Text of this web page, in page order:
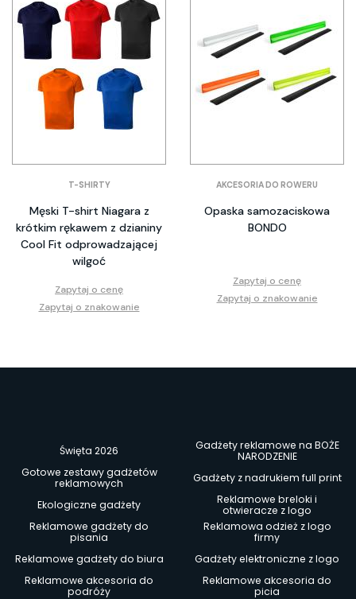
T-SHIRTY
Męski T-shirt Niagara z
krótkim rękawem z dzianiny
Cool Fit odprowadzającej
wilgoć
Zapytaj o cenę
Zapytaj o znakowanie
AKCESORIA DO ROWERU
Opaska samozaciskowa
BONDO
Zapytaj o cenę
Zapytaj o znakowanie
Święta 2026
Gadżety reklamowe na BOŻE
NARODZENIE
Gotowe zestawy gadżetów
reklamowych
Gadżety z nadrukiem full print
Ekologiczne gadżety
Reklamowe breloki i
otwieracze z logo
Reklamowe gadżety do
pisania
Reklamowa odzież z logo
firmy
Reklamowe gadżety do biura
Gadżety elektroniczne z logo
Reklamowe akcesoria do
podróży
Reklamowe akcesoria do
picia